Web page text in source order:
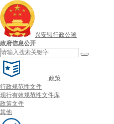
兴安盟行政公署
政府信息公开
政策
行政规范性文件
现行有效规范性文件库
政策文件
其他